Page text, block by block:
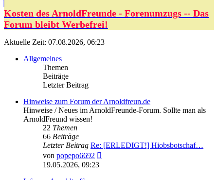
Kosten des ArnoldFreunde - Forenumzugs -- Das
Forum bleibt Werbefrei!
Aktuelle Zeit: 07.08.2026, 06:23
Allgemeines
Themen
Beiträge
Letzter Beitrag
Hinweise zum Forum der Arnoldfreun.de
Hinweise / Neues im ArnoldFreunde-Forum. Sollte man als
ArnoldFreund wissen!
22 Themen
66 Beiträge
Letzter Beitrag Re: [ERLEDIGT!] Hiobsbotschaf…
von popepo6692
19.05.2026, 09:23